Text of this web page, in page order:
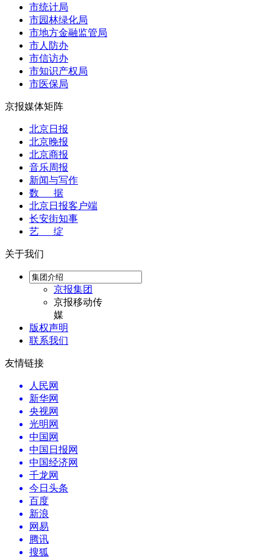
市统计局
市园林绿化局
市地方金融监管局
市人防办
市信访办
市知识产权局
市医保局
京报媒体矩阵
北京日报
北京晚报
北京商报
音乐周报
新闻与写作
数 据
北京日报客户端
长安街知事
艺 绽
关于我们
京报集团
京报移动传
媒
版权声明
联系我们
友情链接
人民网
新华网
央视网
光明网
中国网
中国日报网
中国经济网
千龙网
今日头条
百度
新浪
网易
腾讯
搜狐